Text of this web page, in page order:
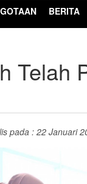
BERITA
Telah
pada : 22 Januari